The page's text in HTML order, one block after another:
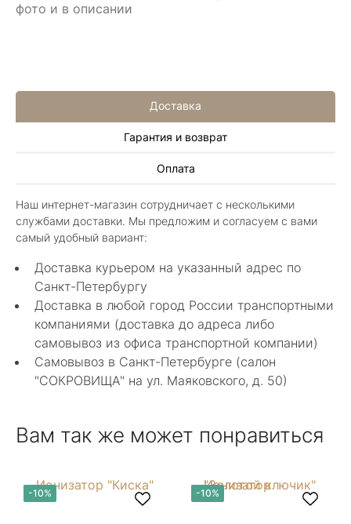
фото и в описании
Доставка
Гарантия и возврат
Оплата
Наш интернет-магазин сотрудничает с несколькими
службами доставки. Мы предложим и согласуем с вами
самый удобный вариант:
Доставка курьером на указанный адрес по
Санкт-Петербургу
Доставка в любой город России транспортными
компаниями (доставка до адреса либо
самовывоз из офиса транспортной компании)
Самовывоз в Санкт-Петербурге (салон
"СОКРОВИЩА" на ул. Маяковского, д. 50)
Вам так же может понравиться
-10% -10%
Иван Еремеев
Шикарный магазин, огромный ассортимент не
только ювелирных изделий. Продавцы
шикарные, спасибо!
Показать полностью
Алла Майорова
8 мая 2025
Классные изделия, оригинальные не похожие
в других магазинах. Сотрудники очень
Нелли Г.